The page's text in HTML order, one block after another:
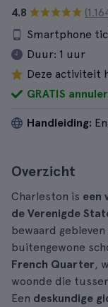
4.8
Smartphone
Duur: 1 uur
Deze activiteit
GRATIS
Handleiding:
Overzicht
Charleston is een
de Verenigde
bewaard
buitengewone
French Quarter,
woonde die
Een deskundige